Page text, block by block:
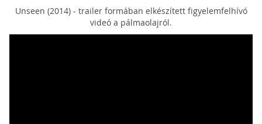
Unseen (2014) - trailer formában elkészített figyelemfelhívó
videó a pálmaolajról.